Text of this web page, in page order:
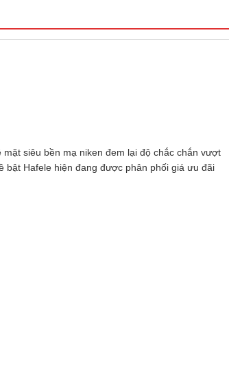
siêu bền mạ niken đem lại độ chắc chắn vượt
bật Hafele hiện đang được phân phối giá ưu đãi